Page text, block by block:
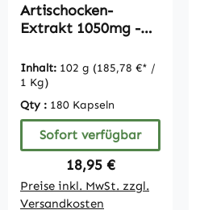
Artischocken-
Extrakt 1050mg -
Cynarin - 180
Kapseln -
schluckfreundlich -
vegan |
Vitamintrend
Inhalt: 102 g (185,78 €* /
1 Kg)
Qty : 180 Kapseln
Sofort verfügbar
Regulärer Preis:
18,95 €
Preise inkl. MwSt. zzgl.
Versandkosten